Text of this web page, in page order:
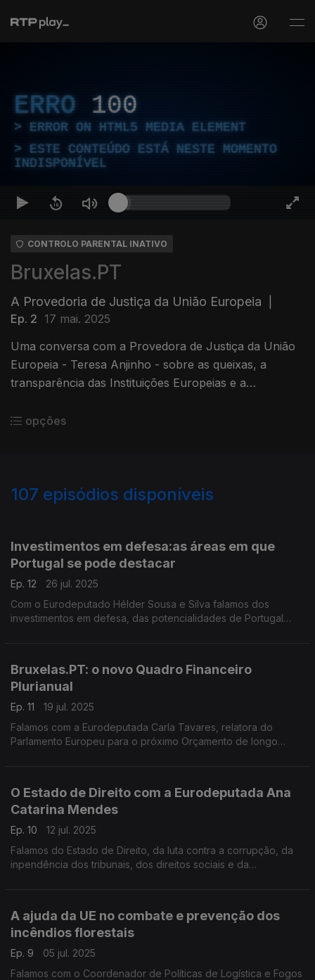
ERRO 100
ERROR ON HTML5 MEDIA ELEMENT
ESTE CONTEÚDO ESTÁ NESTE MOMENTO
INDISPONÍVEL
CONTROLO PARENTAL INATIVO
Bruxelas.PT
A Provedoria de Justiça da União Europeia
Ep. 2 17 mai. 2025
Uma conversa com a Provedora de Justiça da União
Europeia - Teresa Anjinho - sobre as queixas, a
transparência das Instituições Europeias e a
opções
107 episódios disponíveis
Investimentos em defesa:as áreas em que
Portugal se pode destacar
Ep. 12
26 jul. 2025
Com o Eurodeputado Hélder Sousa e Silva falamos dos
investimentos em defesa, das potencialidades de Portugal
Bruxelas.PT: o novo Quadro Financeiro
Plurianual
Ep. 11
19 jul. 2025
Falamos com a Eurodeputada Carla Tavares, relatora do
Parlamento Europeu para o próximo Orçamento de longo
O Estado de Direito com a Eurodeputada Ana
Catarina Mendes
Ep. 10
12 jul. 2025
Falamos do Estado de Direito, da luta contra a corrupção, da
inpendência dos tribunais, dos direitos sociais e da
A ajuda da UE no combate e prevenção dos
incêndios florestais
Ep. 9
05 jul. 2025
Falamos com o Coordenador de Políticas de Logística e Fogos